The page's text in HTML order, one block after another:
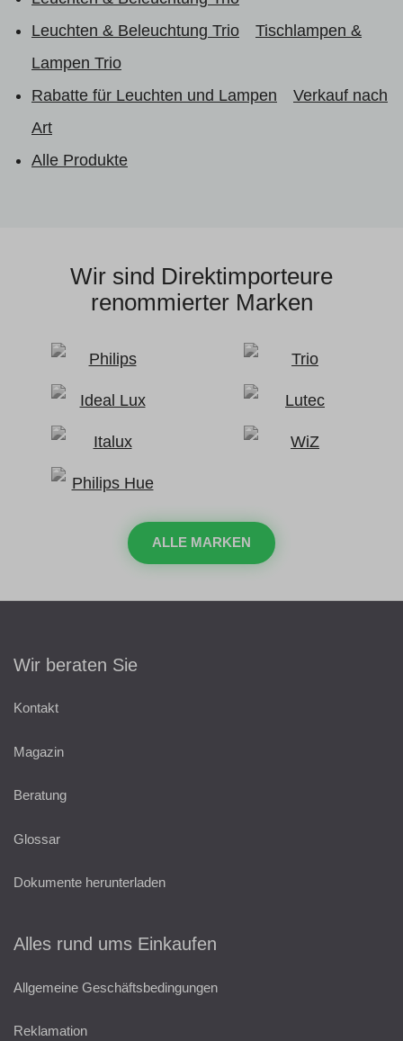
Leuchten & Beleuchtung Trio
Tischlampen &
Lampen Trio
Rabatte für Leuchten und Lampen
Verkauf nach
Art
Alle Produkte
Wir sind Direktimporteure
renommierter Marken
ALLE MARKEN
Wir beraten Sie
Kontakt
Magazin
Beratung
Glossar
Dokumente herunterladen
Alles rund ums Einkaufen
Allgemeine Geschäftsbedingungen
Reklamation